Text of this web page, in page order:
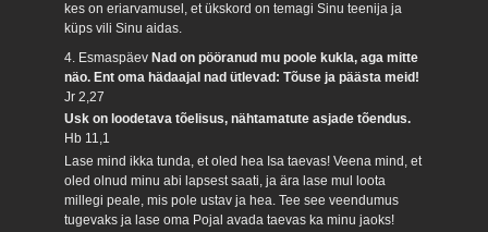
kes on eriarvamusel, et ükskord on temagi Sinu teenija ja
küps vili Sinu aidas.
4. EsmaspäevNad on pööranud mu poole kukla, aga mitte
näo. Ent oma hädaajal nad ütlevad: Tõuse ja päästa meid!
Jr 2,27
Usk on loodetava tõelisus, nähtamatute asjade tõendus.
Hb 11,1
Lase mind ikka tunda, et oled hea Isa taevas! Veena mind, et
oled olnud minu abi lapsest saati, ja ära lase mul loota
millegi peale, mis pole ustav ja hea. Tee see veendumus
tugevaks ja lase oma Pojal avada taevas ka minu jaoks!